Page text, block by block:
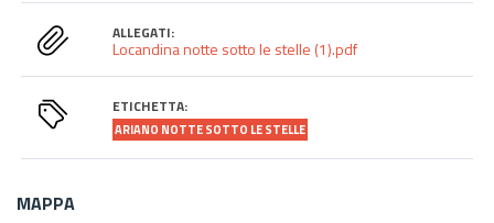
ALLEGATI:
Locandina notte sotto le stelle (1).pdf
ETICHETTA:
ARIANO NOTTE SOTTO LE STELLE
MAPPA